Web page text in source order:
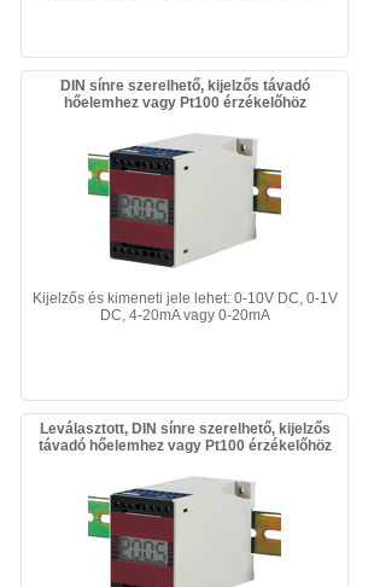
DIN sínre szerelhető, kijelzős távadó
hőelemhez vagy Pt100 érzékelőhöz
Kijelzős és kimeneti jele lehet: 0-10V DC, 0-1V
DC, 4-20mA vagy 0-20mA
Leválasztott, DIN sínre szerelhető, kijelzős
távadó hőelemhez vagy Pt100 érzékelőhöz